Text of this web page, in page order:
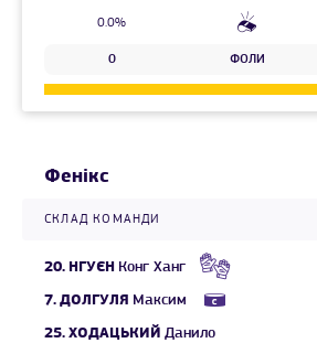
0.0%
0 ФОЛИ
Фенікс
СКЛАД КОМАНДИ
20. НГУЄН Конг Ханг
7. ДОЛГУЛЯ Максим
25. ХОДАЦЬКИЙ Данило